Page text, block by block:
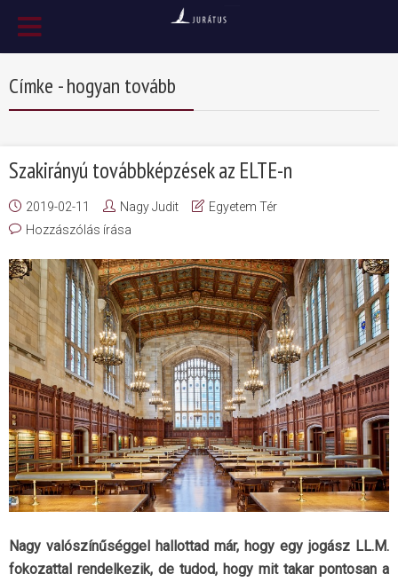
Címke - hogyan tovább
Szakirányú továbbképzések az ELTE-n
2019-02-11 Nagy Judit
Egyetem Tér
Hozzászólás írása
Nagy valószínűséggel hallottad már, hogy egy jogász LL.M.
fokozattal rendelkezik, de tudod, hogy mit takar pontosan a